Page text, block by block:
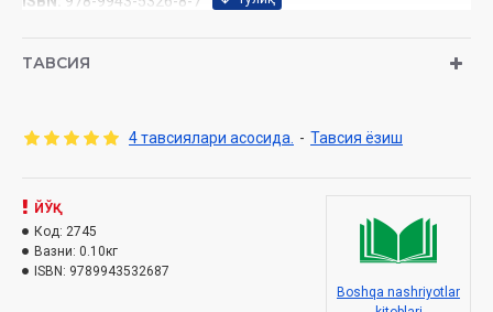
Мундарижа:
Сўзбоши
Ўтмиш
Жасорат ёки ҳижрат сабаби
ТАВСИЯ
4 тавсиялари асосида. - Тавсия ёзиш
ЙЎҚ
Код: 2745
Вазни: 0.10кг
ISBN: 9789943532687
Boshqa nashriyotlar